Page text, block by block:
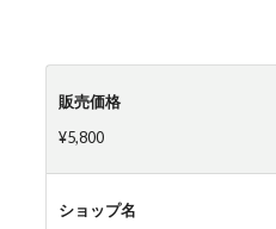
販売価格
¥5,800
ショップ名